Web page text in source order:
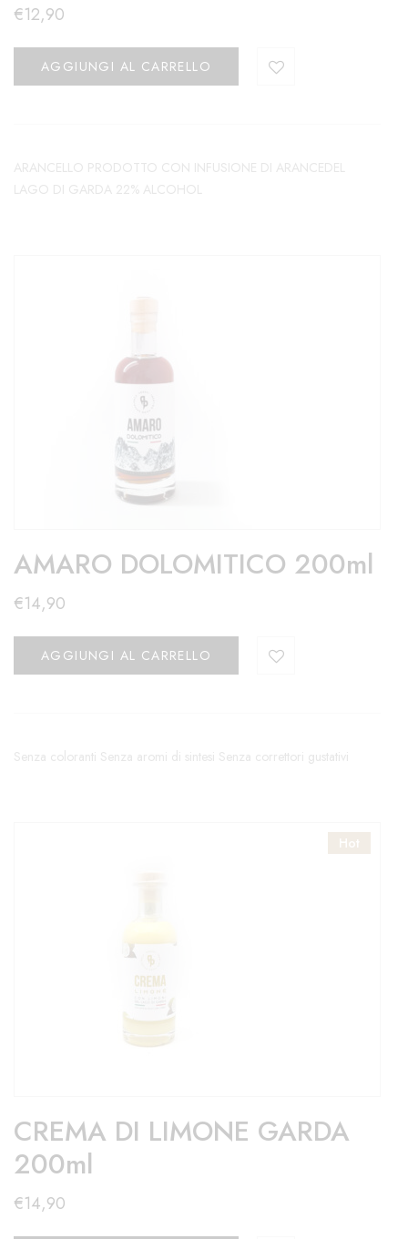
€12,90
AGGIUNGI AL CARRELLO
ARANCELLO PRODOTTO CON INFUSIONE DI ARANCEDEL
LAGO DI GARDA 22% ALCOHOL
AMARO DOLOMITICO 200ml
€14,90
AGGIUNGI AL CARRELLO
Senza coloranti Senza aromi di sintesi Senza correttori gustativi
Hot
CREMA DI LIMONE GARDA
200ml
€14,90